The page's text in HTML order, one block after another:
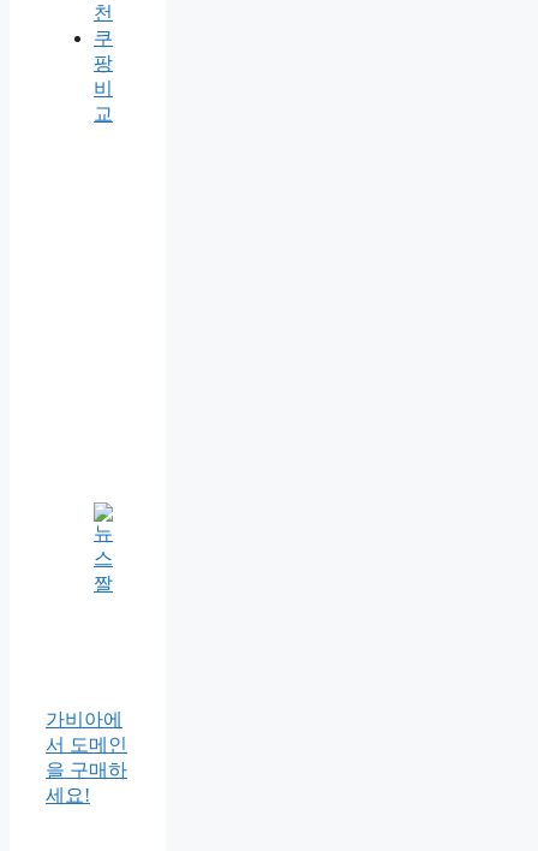
천
쿠
팡
비
교
가비아에
서 도메인
을 구매하
세요!